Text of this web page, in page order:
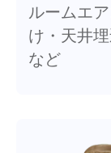
ルームエ
け・天井
など